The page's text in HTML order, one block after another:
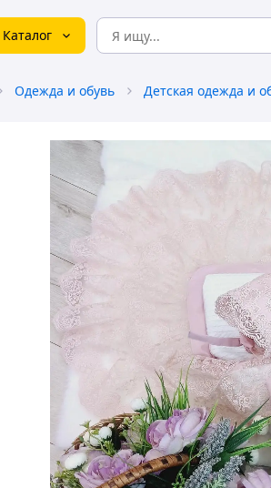
Каталог
Одежда и обувь Детская одежда и